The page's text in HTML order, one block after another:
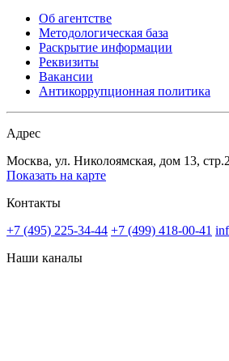
Об агентстве
Методологическая база
Раскрытие информации
Реквизиты
Вакансии
Антикоррупционная политика
Адрес
Москва, ул. Николоямская, дом 13, стр.2
Показать на карте
Контакты
+7 (495) 225-34-44 +7 (499) 418-00-41
Наши каналы